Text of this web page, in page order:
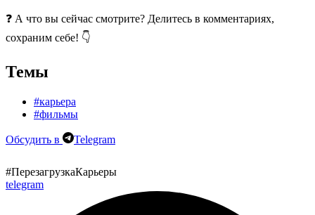
❓ А что вы сейчас смотрите? Делитесь в комментариях,
сохраним себе! 👇
Темы
#карьера
#фильмы
Обсудить в Telegram
#ПерезагрузкаКарьеры
telegram